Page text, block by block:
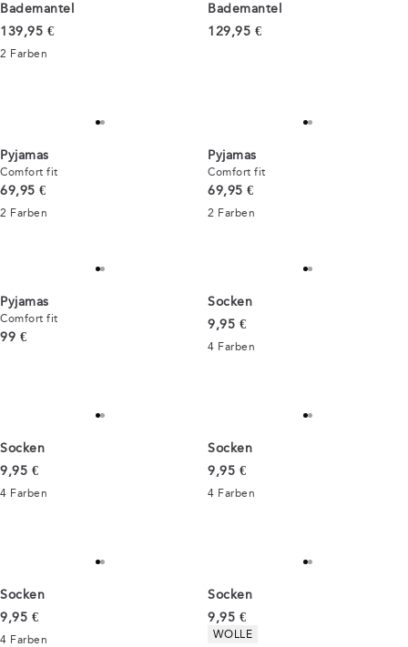
Bademantel
Preis
139,95 €
2 Farben
Bademantel
Preis
129,95 €
Pyjamas
Comfort fit
Preis
69,95 €
2 Farben
Pyjamas
Comfort fit
Preis
69,95 €
2 Farben
Pyjamas
Comfort fit
Preis
99 €
Socken
Preis
9,95 €
4 Farben
Socken
Preis
9,95 €
4 Farben
Socken
Preis
9,95 €
4 Farben
Socken
Preis
9,95 €
4 Farben
Socken
Preis
9,95 €
Produkteigenschaften
WOLLE